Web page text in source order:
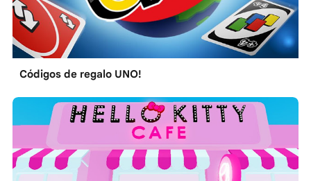
Códigos de regalo UNO!